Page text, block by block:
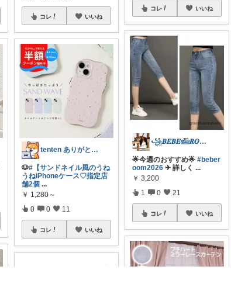
コレ いいね
tenten ありがとうございます。わん
🐶#【サンドネイル風のうね
うねiPhoneケース♡指定店
舗2個 ...
￥ 1,280～
0 0 11
コレ いいね
コレ いいね
꧁𝑩𝑬𝑩𝑬𓊝𝑹𝑶𝑶𝑴꧂
🌟今週のおすすめ🌟#beber
oom2026 ✈︎ 詳しく ...
￥ 3,200
1 0 21
コレ いいね